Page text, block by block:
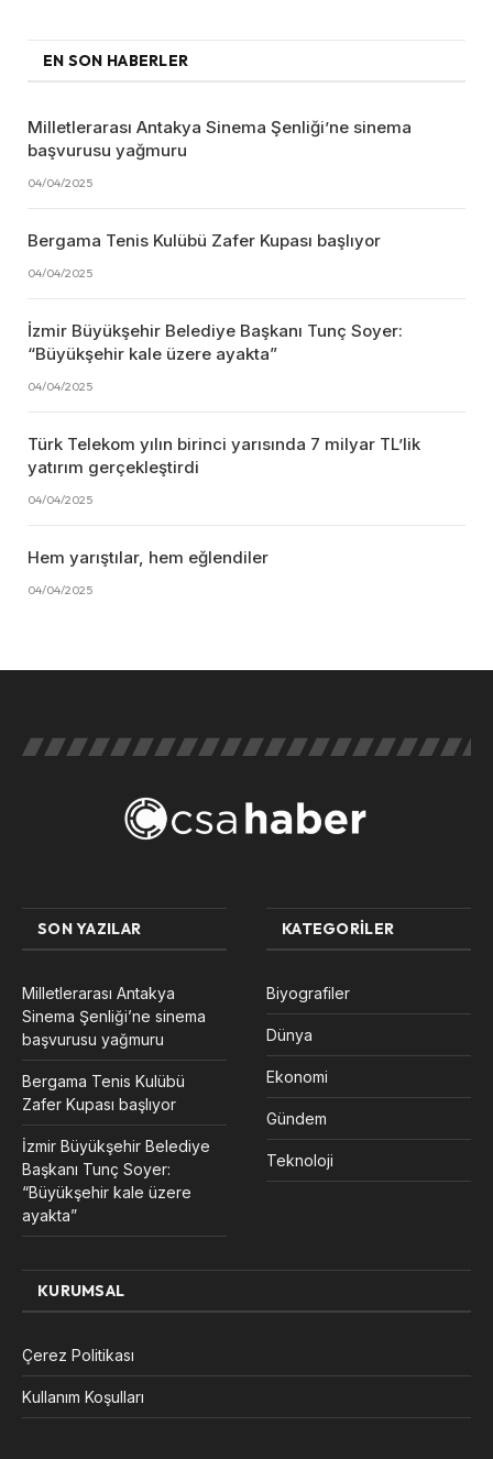
EN SON HABERLER
Milletlerarası Antakya Sinema Şenliği’ne sinema
başvurusu yağmuru
04/04/2025
Bergama Tenis Kulübü Zafer Kupası başlıyor
04/04/2025
İzmir Büyükşehir Belediye Başkanı Tunç Soyer:
“Büyükşehir kale üzere ayakta”
04/04/2025
Türk Telekom yılın birinci yarısında 7 milyar TL’lik
yatırım gerçekleştirdi
04/04/2025
Hem yarıştılar, hem eğlendiler
04/04/2025
SON YAZILAR
Milletlerarası Antakya
Sinema Şenliği’ne sinema
başvurusu yağmuru
Bergama Tenis Kulübü
Zafer Kupası başlıyor
İzmir Büyükşehir Belediye
Başkanı Tunç Soyer:
“Büyükşehir kale üzere
ayakta”
KATEGORILER
Biyografiler
Dünya
Ekonomi
Gündem
Teknoloji
KURUMSAL
Çerez Politikası
Kullanım Koşulları